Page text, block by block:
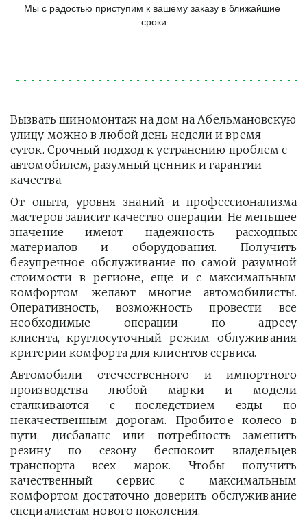
Мы с радостью приступим к вашему заказу в ближайшие
сроки
Вызвать шиномонтаж на дом на Абельмановскую
улицу можно в любой день недели и время
суток. Срочный подход к устранению проблем с
автомобилем, разумный ценник и гарантии
качества.
От опыта, уровня знаний и профессионализма
мастеров зависит качество операции. Не меньшее
значение имеют надежность расходных
материалов и оборудования. Получить
безупречное обслуживание по самой разумной
стоимости в регионе, еще и с максимальным
комфортом желают многие автомобилисты.
Оперативность, возможность провести все
необходимые операции по адресу
клиента, круглосуточный режим облуживания
критерии комфорта для клиентов сервиса.
Автомобили отечественного и импортного
производства любой марки и модели
сталкиваются с последствием езды по
некачественным дорогам. Пробитое колесо в
пути, дисбаланс или потребность заменить
резину по сезону беспокоит владельцев
транспорта всех марок. Чтобы получить
качественный сервис с максимальным
комфортом достаточно доверить обслуживание
специалистам нового поколения.